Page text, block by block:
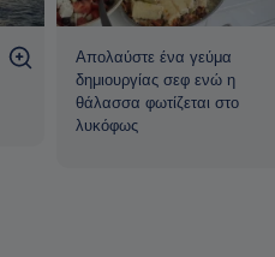
Απολαύστε ένα γεύμα
δημιουργίας σεφ ενώ η
θάλασσα φωτίζεται στο
λυκόφως